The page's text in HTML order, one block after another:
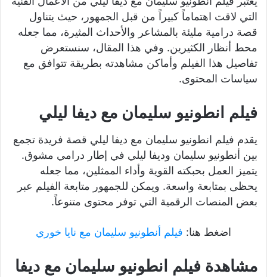
التي لاقت اهتماماً كبيراً من قبل الجمهور، حيث يتناول
قصة درامية مليئة بالمشاعر والأحداث المثيرة، مما جعله
محط أنظار الكثيرين. وفي هذا المقال، سنستعرض
تفاصيل هذا الفيلم وأماكن مشاهدته بطريقة تتوافق مع
سياسات المحتوى.
فيلم انطونيو سليمان مع ديفا ليلي
يقدم فيلم انطونيو سليمان مع ديفا ليلي قصة فريدة تجمع
بين أنطونيو سليمان وديفا ليلي في إطار درامي مشوق.
يتميز العمل بحبكته القوية وأداء الممثلين، مما جعله
يحظى بمتابعة واسعة. ويمكن للجمهور متابعة الفيلم عبر
بعض المنصات الرقمية التي توفر محتوى متنوعاً.
اضغط هنا: فيلم أنطونيو سليمان مع نايا خوري
مشاهدة فيلم انطونيو سليمان مع ديفا